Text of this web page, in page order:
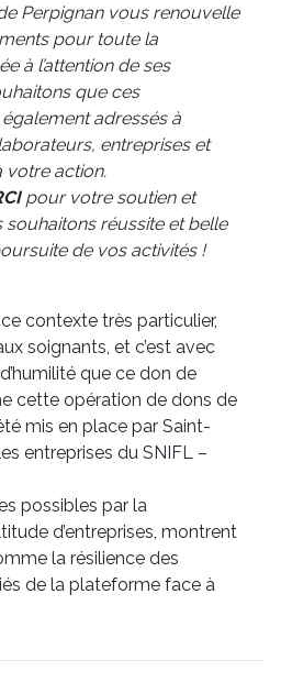
Perpignan vous renouvelle
pour toute la
à l’attention de ses
que ces
adressés à
entreprises et
votre action.
pour votre soutien et
réussite et belle
de vos activités !
contexte très particulier,
soignants, et c’est avec
que ce don de
cette opération de dons de
mis en place par Saint-
entreprises du SNIFL –
possibles par la
d’entreprises, montrent
la résilience des
de la plateforme face à